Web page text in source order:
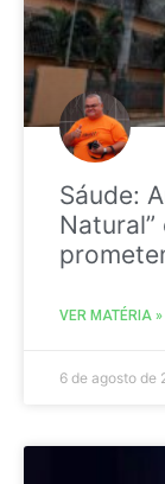
Sáude:
VER MATÉRIA »
6 de agosto de